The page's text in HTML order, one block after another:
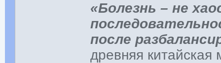
«Болезнь – не
после
древняя китайская